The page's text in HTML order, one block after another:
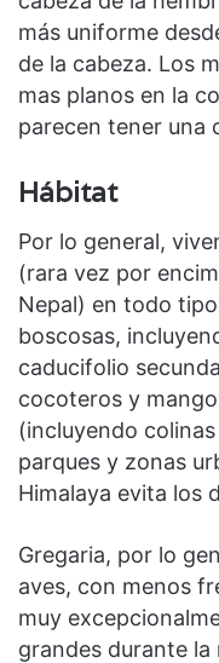
más uniforme
de la cabeza. Los
mas planos en la
parecen tener una
Hábitat
Por lo general,
(rara vez por
Nepal) en todo
boscosas,
caducifolio
cocoteros y
(incluyendo
parques y zonas
Himalaya evita los
Gregaria, por lo
aves, con menos
muy
grandes durante